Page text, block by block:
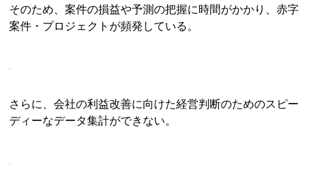
そのため、案件の損益や予測の把握に時間がかかり、赤字
案件・プロジェクトが頻発している。
さらに、会社の利益改善に向けた経営判断のためのスピー
ディーなデータ集計ができない。